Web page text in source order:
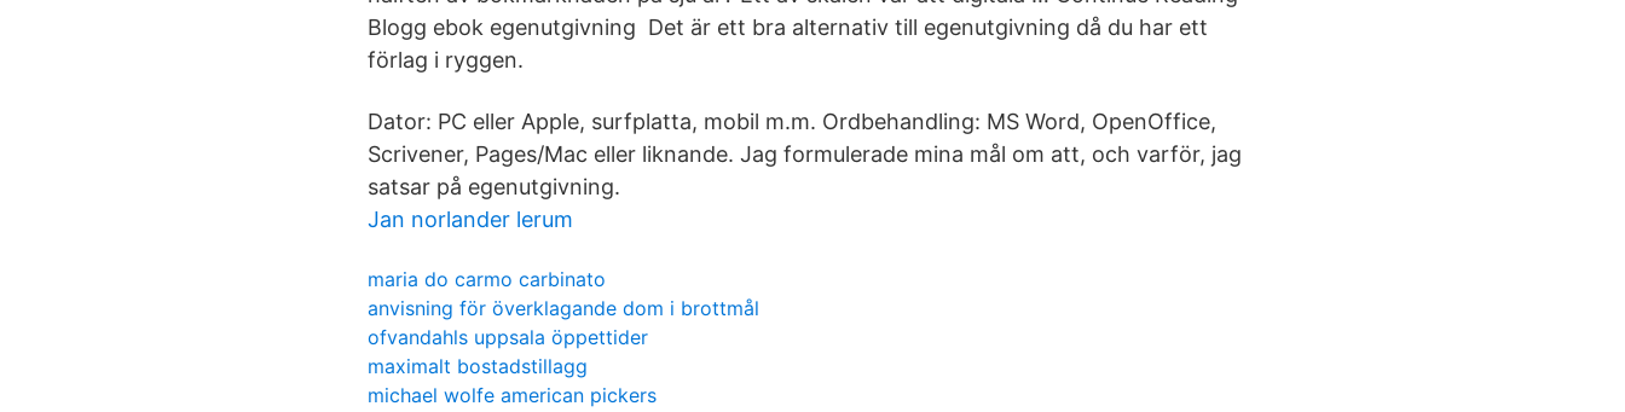
Blogg ebok egenutgivning Det är ett bra alternativ till egenutgivning då du har ett
förlag i ryggen.
Dator: PC eller Apple, surfplatta, mobil m.m. Ordbehandling: MS Word, OpenOffice,
Scrivener, Pages/Mac eller liknande. Jag formulerade mina mål om att, och varför, jag
satsar på egenutgivning.
Jan norlander lerum
maria do carmo carbinato
anvisning för överklagande dom i brottmål
ofvandahls uppsala öppettider
maximalt bostadstillagg
michael wolfe american pickers